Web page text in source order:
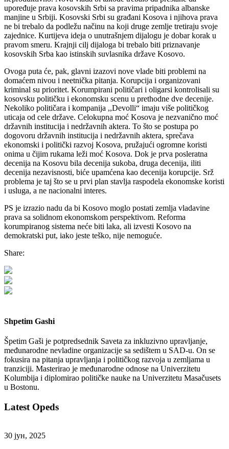
upoređuje prava kosovskih Srbi sa pravima pripadnika albanske
manjine u Srbiji. Kosovski Srbi su građani Kosova i njihova prava
ne bi trebalo da podležu načinu na koji druge zemlje tretiraju svoje
zajednice. Kurtijeva ideja o unutrašnjem dijalogu je dobar korak u
pravom smeru. Krajnji cilj dijaloga bi trebalo biti priznavanje
kosovskih Srba kao istinskih suvlasnika države Kosovo.
Ovoga puta će, pak, glavni izazovi nove vlade biti problemi na
domaćem nivou i neetnička pitanja. Korupcija i organizovani
kriminal su prioritet. Korumpirani političari i oligarsi kontrolisali su
kosovsku političku i ekonomsku scenu u prethodne dve decenije.
Nekoliko političara i kompanija ,,Devolli“ imaju više političkog
uticaja od cele države. Celokupna moć Kosova je nezvanično moć
državnih institucija i nedržavnih aktera. To što se postupa po
dogovoru državnih institucija i nedržavnih aktera, sprečava
ekonomski i politički razvoj Kosova, pružajući ogromne koristi
onima u čijim rukama leži moć Kosova. Dok je prva posleratna
decenija na Kosovu bila decenija sukoba, druga decenija, iliti
decenija nezavisnosti, biće upamćena kao decenija korupcije. Srž
problema je taj što se u prvi plan stavlja raspodela ekonomske koristi
i usluga, a ne nacionalni interes.
PS je izrazio nadu da bi Kosovo moglo postati zemlja vladavine
prava sa solidnom ekonomskom perspektivom. Reforma
korumpiranog sistema neće biti laka, ali izvesti Kosovo na
demokratski put, iako jeste teško, nije nemoguće.
Share:
Shpetim Gashi
Špetim Gaši je potpredsednik Saveta za inkluzivno upravljanje,
međunarodne nevladine organizacije sa sedištem u SAD-u. On se
fokusira na pitanja upravljanja i političkog razvoja u zemljama u
tranziciji. Masterirao je međunarodne odnose na Univerzitetu
Kolumbija i diplomirao političke nauke na Univerzitetu Masačusets
u Bostonu.
Latest Opeds
30 јун, 2025